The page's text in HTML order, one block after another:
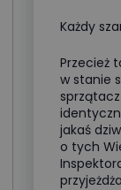
Każdy
Przecież
w stanie
jakaś
o tych